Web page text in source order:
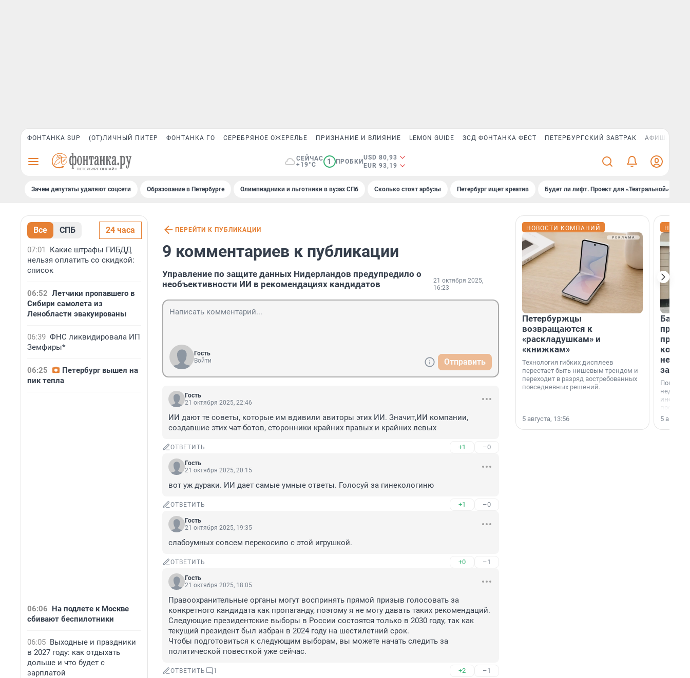
ФОНТАНКА SUP (ОТ)ЛИЧНЫЙ ПИТЕР ФОНТАНКА ГО СЕРЕБРЯНОЕ ОЖЕРЕЛЬЕ ПРИЗНАНИЕ И ВЛИЯНИЕ LEMON GUIDE ЗСД ФОНТАНКА ФЕСТ ПЕТЕРБУРГСКИЙ ЗАВТРАК АФИША PLUS
СЕЙЧАС
+19°C
1 ПРОБКИ
USD 80,93
EUR 93,19
Зачем депутаты удаляют соцсети Образование в Петербурге Олимпиадники и льготники в вузах СПб Сколько стоят арбузы Петербург ищет креатив Будет ли лифт. Проект для «Театральной»
Все СПБ 24 часа
07:01
Какие штрафы ГИБДД
нельзя оплатить со скидкой:
список
06:52 Летчики пропавшего в
Сибири самолета из
Ленобласти эвакуированы
06:39 ФНС ликвидировала ИП
Земфиры*
06:25
Петербург вышел на
пик тепла
06:06 На подлете к Москве
сбивают беспилотники
06:05 Выходные и праздники
в 2027 году: как отдыхать
дольше и что будет с
зарплатой
ПЕРЕЙТИ К ПУБЛИКАЦИИ
9 комментариев к публикации
Управление по защите данных Нидерландов предупредило о
необъективности ИИ в рекомендациях кандидатов
21 октября 2025,
16:23
Гость
Войти
Отправить
Гость
21 октября 2025, 22:46
ИИ дают те советы, которые им вдивили авиторы этих ИИ. Значит,ИИ компании,
создавшие этих чат-ботов, сторонники крайних правых и крайних левых
ОТВЕТИТЬ +1 –0
Гость
21 октября 2025, 20:15
вот уж дураки. ИИ дает самые умные ответы. Голосуй за гинекологиню
ОТВЕТИТЬ +1 –0
Гость
21 октября 2025, 19:35
слабоумных совсем перекосило с этой игрушкой.
ОТВЕТИТЬ +0 –1
Гость
21 октября 2025, 18:05
Правоохранительные органы могут воспринять прямой призыв голосовать за
конкретного кандидата как пропаганду, поэтому я не могу давать таких рекомендаций.
Следующие президентские выборы в России состоятся только в 2030 году, так как
текущий президент был избран в 2024 году на шестилетний срок.
Чтобы подготовиться к следующим выборам, вы можете начать следить за
политической повесткой уже сейчас.
ОТВЕТИТЬ 1 +2 –1
НОВОСТИ КОМПАНИЙ
Петербуржцы
возвращаются к
«раскладушкам» и
«книжкам»
Технология гибких дисплеев
перестает быть нишевым трендом и
переходит в разряд востребованных
повседневных решений.
5 августа, 13:56
Банк
Покупка
офис,
успех
5